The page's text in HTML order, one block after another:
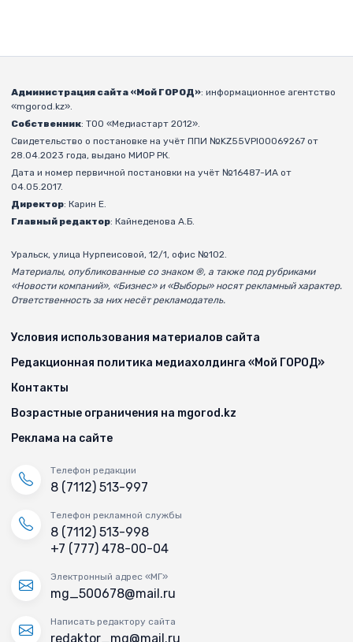
Администрация сайта «Мой ГОРОД»: информационное агентство
«mgorod.kz».
Собственник: ТОО «Медиастарт 2012».
Свидетельство о постановке на учёт ППИ №KZ55VPI00069267 от
28.04.2023 года, выдано МИОР РК.
Дата и номер первичной постановки на учёт №16487-ИА от
04.05.2017.
Директор: Карин Е.
Главный редактор: Кайнеденова А.Б.
Уральск, улица Нурпеисовой, 12/1, офис №102.
Материалы, опубликованные со знаком ®, а также под рубриками
«Новости компаний», «Бизнес» и «Выборы» носят рекламный характер.
Ответственность за них несёт рекламодатель.
Условия использования материалов сайта
Редакционная политика медиахолдинга «Мой ГОРОД»
Контакты
Возрастные ограничения на mgorod.kz
Реклама на сайте
Телефон редакции
8 (7112) 513-997
Телефон рекламной службы
8 (7112) 513-998
+7 (777) 478-00-04
Электронный адрес «МГ»
mg_500678@mail.ru
Написать редактору сайта
redaktor_mg@mail.ru